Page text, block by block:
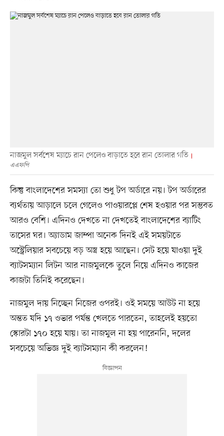
নাজমুল সর্বশেষ ম্যাচে রান পেলেও বাড়াতে হবে রান তোলার গতি
এএফপি
কিন্তু বাংলাদেশের সমস্যা তো শুধু টপ অর্ডারে নয়। টপ অর্ডারের
ব্যর্থতায় আড়ালে চলে গেলেও পাওয়ারপ্লে শেষ হওয়ার পর সম্ভবত
আরও বেশি। এদিনও দেখতে না দেখতেই বাংলাদেশের ব্যাটিং
তাসের ঘর। অ্যাডাম জাম্পা অনেক দিনই এই সময়টাতে
অস্ট্রেলিয়ার সবচেয়ে বড় অস্ত্র হয়ে আছেন। সেট হয়ে যাওয়া দুই
ব্যাটসম্যান লিটন আর নাজমুলকে তুলে নিয়ে এদিনও কাজের
কাজটা তিনিই করেছেন।
নাজমুল দায় নিচ্ছেন নিজের ওপরই। ওই সময়ে আউট না হয়ে
অন্তত যদি ১৭ ওভার পর্যন্ত খেলতে পারতেন, তাহলেই হয়তো
স্কোরটা ১৭০ হয়ে যায়। তা নাজমুল না হয় পারেননি, দলের
সবচেয়ে অভিজ্ঞ দুই ব্যাটসম্যান কী করলেন!